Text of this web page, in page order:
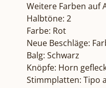
Weitere Farben auf
Halbtöne: 2
Farbe: Rot
Neue Beschläge:
Balg: Schwarz
Knöpfe: Horn
Stimmplatten: Tipo